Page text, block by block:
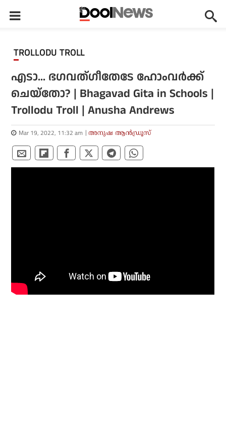
TROLLODU TROLL
എടാ... ഭഗവത്ഗീതേടേ ഹോംവര്‍ക്ക്
ചെയ്തോ? | Bhagavad Gita in Schools |
Trollodu Troll | Anusha Andrews
Mar 19, 2022, 11:32 am അനുഷ ആന്‍ഡ്രൂസ്